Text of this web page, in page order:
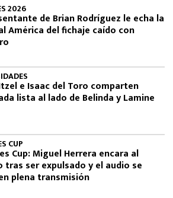
2026
de Brian Rodríguez le echa la
América del fichaje caído con
e Isaac del Toro comparten
lista al lado de Belinda y Lamine
CUP
Cup: Miguel Herrera encara al
tras ser expulsado y el audio se
plena transmisión